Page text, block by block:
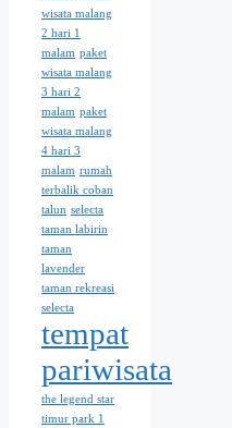
wisata malang
2 hari 1
malam paket
wisata malang
3 hari 2
malam paket
wisata malang
4 hari 3
malam rumah
terbalik coban
talun selecta
taman labirin
taman
lavender
taman rekreasi
selecta
tempat
pariwisata
the legend star
timur park 1